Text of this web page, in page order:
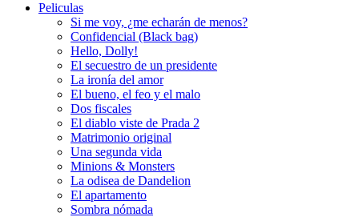
Peliculas
Si me voy, ¿me echarán de menos?
Confidencial (Black bag)
Hello, Dolly!
El secuestro de un presidente
La ironía del amor
El bueno, el feo y el malo
Dos fiscales
El diablo viste de Prada 2
Matrimonio original
Una segunda vida
Minions & Monsters
La odisea de Dandelion
El apartamento
Sombra nómada